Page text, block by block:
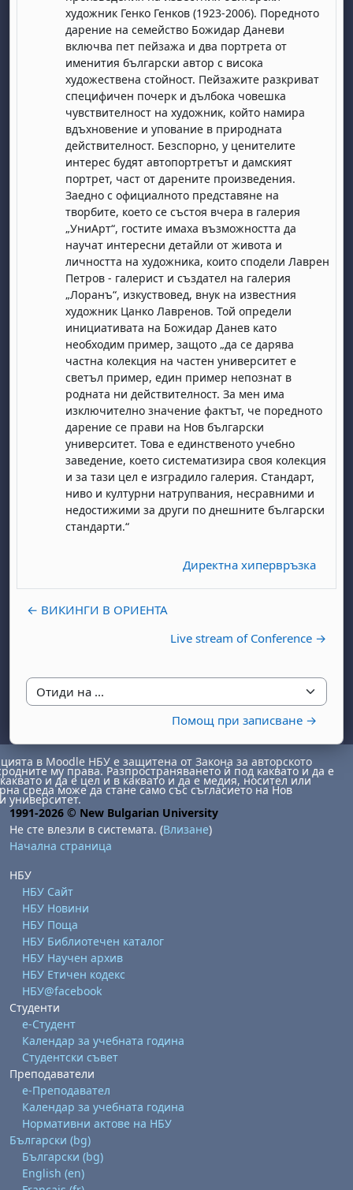
художник Генко Генков (1923-2006). Поредното
дарение на семейство Божидар Даневи
включва пет пейзажа и два портрета от
именития български автор с висока
художествена стойност. Пейзажите разкриват
специфичен почерк и дълбока човешка
чувствителност на художник, който намира
вдъхновение и упование в природната
действителност. Безспорно, у ценителите
интерес будят автопортретът и дамският
портрет, част от дарените произведения.
Заедно с официалното представяне на
творбите, което се състоя вчера в галерия
„УниАрт“, гостите имаха възможността да
научат интересни детайли от живота и
личността на художника, които сподели Лаврен
Петров - галерист и създател на галерия
„Лоранъ“, изкуствовед, внук на известния
художник Цанко Лавренов. Той определи
инициативата на Божидар Данев като
необходим пример, защото „да се дарява
частна колекция на частен университет е
светъл пример, един пример непознат в
родната ни действителност. За мен има
изключително значение фактът, че поредното
дарение се прави на Нов български
университет. Това е единственото учебно
заведение, което систематизира своя колекция
и за тази цел е изградило галерия. Стандарт,
ниво и културни натрупвания, несравними и
недостижими за други по днешните български
стандарти.“
Директна хипервръзка
← ВИКИНГИ В ОРИЕНТА
Live stream of Conference →
Отиди на ...
Помощ при записване →
1 август
неделя, 2 август
8 август
неделя, 9 август
15 август
неделя, 16 август
22 август
неделя, 23 август
29 август
неделя, 30 август
в Moodle НБУ е защитена от Закона за авторското
му права. Разпространяването й под каквато и да е
и да е цел и в каквато и да е медия, носител или
среда може да стане само със съгласието на Нов
университет.
1991-2026 © New Bulgarian University
Не сте влезли в системата. (Влизане)
Начална страница
НБУ
НБУ Сайт
НБУ Новини
НБУ Поща
НБУ Библиотечен каталог
НБУ Научен архив
НБУ Етичен кодекс
НБУ@facebook
Студенти
е-Студент
Календар за учебната година
Студентски съвет
Преподаватели
е-Преподавател
Календар за учебната година
Нормативни актове на НБУ
Български ‎(bg)‎
Български ‎(bg)‎
English ‎(en)‎